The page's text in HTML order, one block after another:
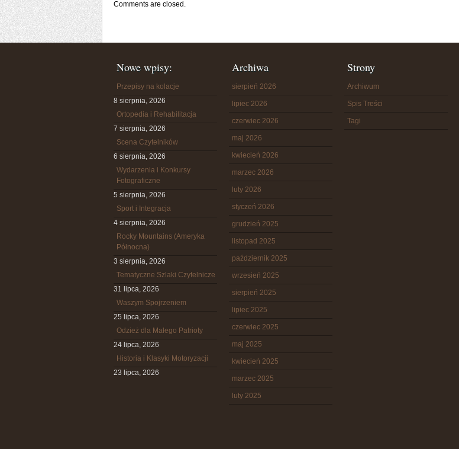
Comments are closed.
Nowe wpisy:
Przepisy na kolacje
8 sierpnia, 2026
Ortopedia i Rehabilitacja
7 sierpnia, 2026
Scena Czytelników
6 sierpnia, 2026
Wydarzenia i Konkursy
Fotograficzne
5 sierpnia, 2026
Sport i Integracja
4 sierpnia, 2026
Rocky Mountains (Ameryka
Północna)
3 sierpnia, 2026
Tematyczne Szlaki Czytelnicze
31 lipca, 2026
Waszym Spojrzeniem
25 lipca, 2026
Odzież dla Małego Patrioty
24 lipca, 2026
Historia i Klasyki Motoryzacji
23 lipca, 2026
Archiwa
sierpień 2026
lipiec 2026
czerwiec 2026
maj 2026
kwiecień 2026
marzec 2026
luty 2026
styczeń 2026
grudzień 2025
listopad 2025
październik 2025
wrzesień 2025
sierpień 2025
lipiec 2025
czerwiec 2025
maj 2025
kwiecień 2025
marzec 2025
luty 2025
Strony
Archiwum
Spis Treści
Tagi